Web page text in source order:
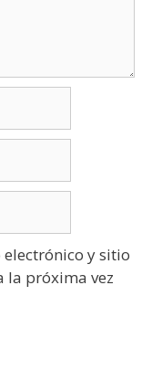
y sitio
la próxima vez